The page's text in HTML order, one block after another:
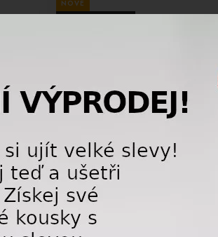
NOVÉ
Lyžařská helma se štítem CP Corao+
Carbon Limited 433262 Black Carbon
Shiny/Ice Mirror DVario Br Polar. (26)
70046
-10%